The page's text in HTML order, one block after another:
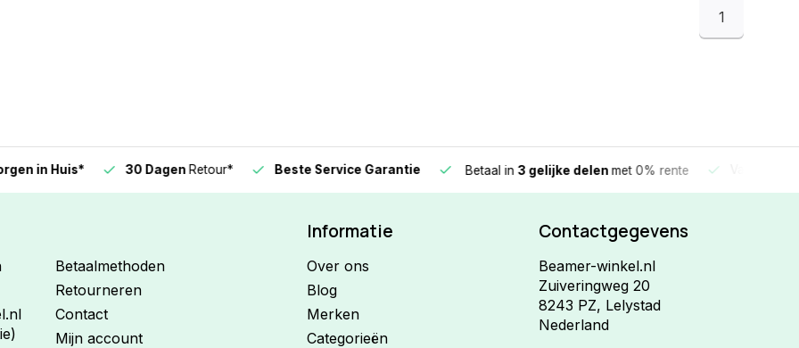
1
in Huis* 30 DagenRetour* Beste Service Garantie Betaal in 3 gelijke delen met 0% rente Vandaag
Betaalmethoden
Retourneren
Contact
Mijn account
Informatie
Over ons
Blog
Merken
Categorieën
Contactgegevens
Beamer-winkel.nl
Zuiveringweg 20
8243 PZ, Lelystad
Nederland